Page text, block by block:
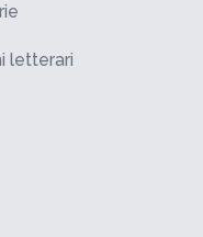
letterari